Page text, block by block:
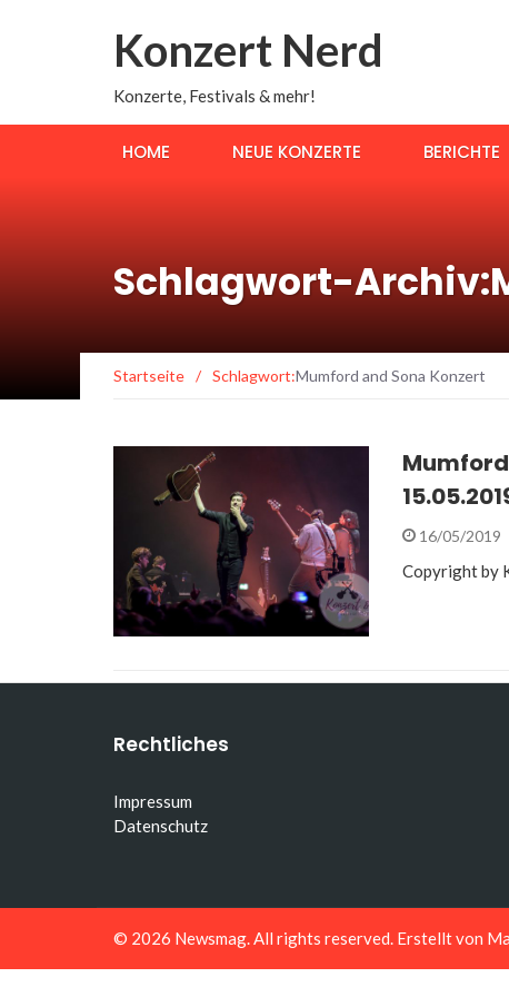
Konzert Nerd
Konzerte, Festivals & mehr!
HOME NEUE KONZERTE BERICHTE
Schlagwort-
Startseite / Schlagwort:Mumford and Sona Konzert
Mumford
16/05/2019
Copyright by
Rechtliches
Impressum
Datenschutz
© 2026 Newsmag. All rights reserved. Erstellt von